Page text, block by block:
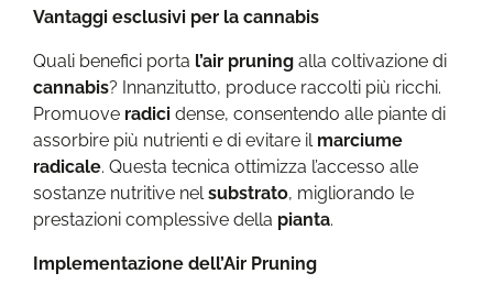
Vantaggi esclusivi per la cannabis
Quali benefici porta l’air pruning alla coltivazione di
cannabis? Innanzitutto, produce raccolti più ricchi.
Promuove radici dense, consentendo alle piante di
assorbire più nutrienti e di evitare il marciume
radicale. Questa tecnica ottimizza l’accesso alle
sostanze nutritive nelsubstrato, migliorando le
prestazioni complessive della pianta.
Implementazione dell’Air Pruning